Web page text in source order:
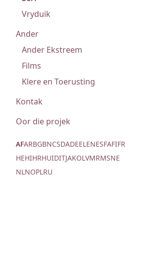
Vryduik
Ander
Ander Ekstreem
Films
Klere en Toerusting
Kontak
Oor die projek
AFARBGBNCSDADEELENESFAFIFR
HEHIHRHUIDITJAKOLVMRMSNE
NLNOPLRU